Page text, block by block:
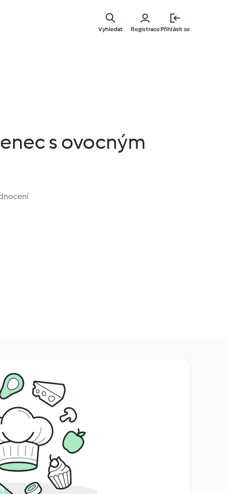
hlavnímu
RegistracePřihlásit se
Vyhledat
s ovocným